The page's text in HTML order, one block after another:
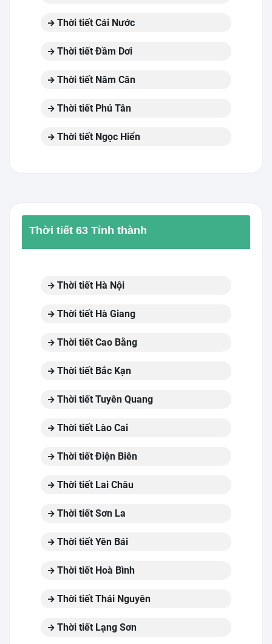
Thời tiết Cái Nước
Thời tiết Đầm Dơi
Thời tiết Năm Căn
Thời tiết Phú Tân
Thời tiết Ngọc Hiển
Thời tiết 63 Tỉnh thành
Thời tiết Hà Nội
Thời tiết Hà Giang
Thời tiết Cao Bằng
Thời tiết Bắc Kạn
Thời tiết Tuyên Quang
Thời tiết Lào Cai
Thời tiết Điện Biên
Thời tiết Lai Châu
Thời tiết Sơn La
Thời tiết Yên Bái
Thời tiết Hoà Bình
Thời tiết Thái Nguyên
Thời tiết Lạng Sơn